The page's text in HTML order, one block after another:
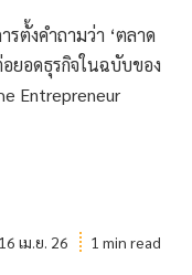
ตั้งคำถามว่า ‘ตลาด
ยอดธุรกิจในฉบับของ
Entrepreneur
16 เม.ย. 26 1 min read